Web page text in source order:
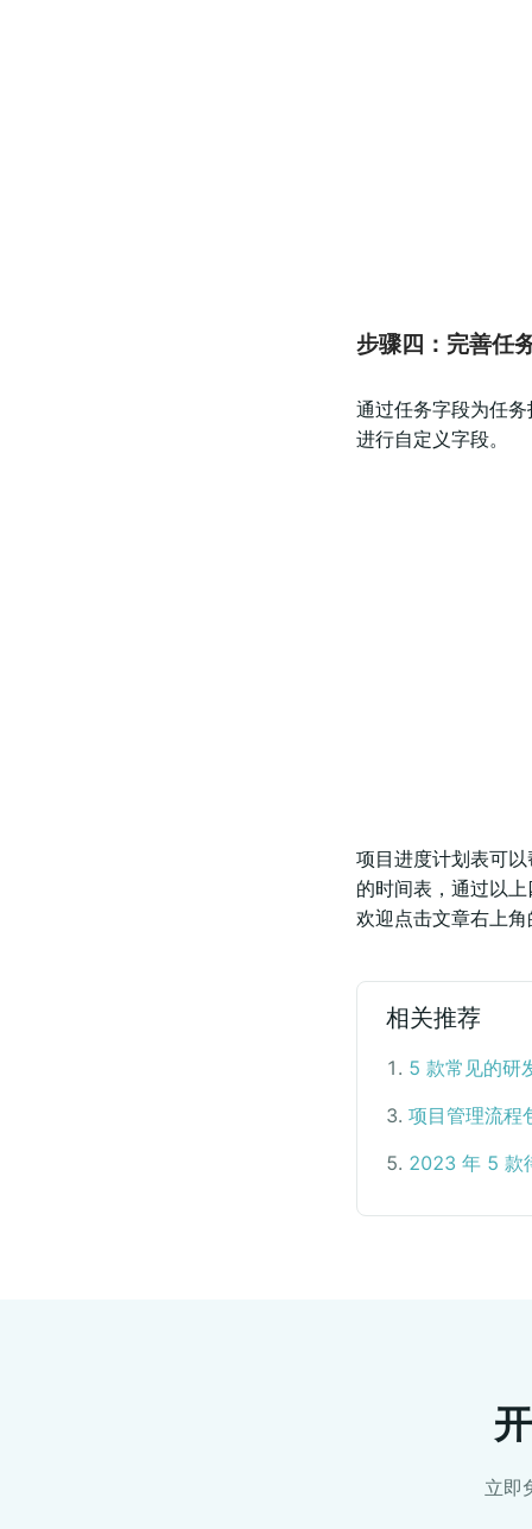
步骤四：完善任
通过任务字段为任
进行自定义字段。
项目进度计划表可
的时间表，通过以
欢迎点击文章右上角
相关推荐
1 . 5 款常见的研
3. 项目管理流程
5. 2023 年 5 款
立即